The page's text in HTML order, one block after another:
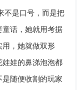
不是口号，而是把
话，她就用考据
，她就做双形
娃的鼻涕泡泡都
随便收割的玩家